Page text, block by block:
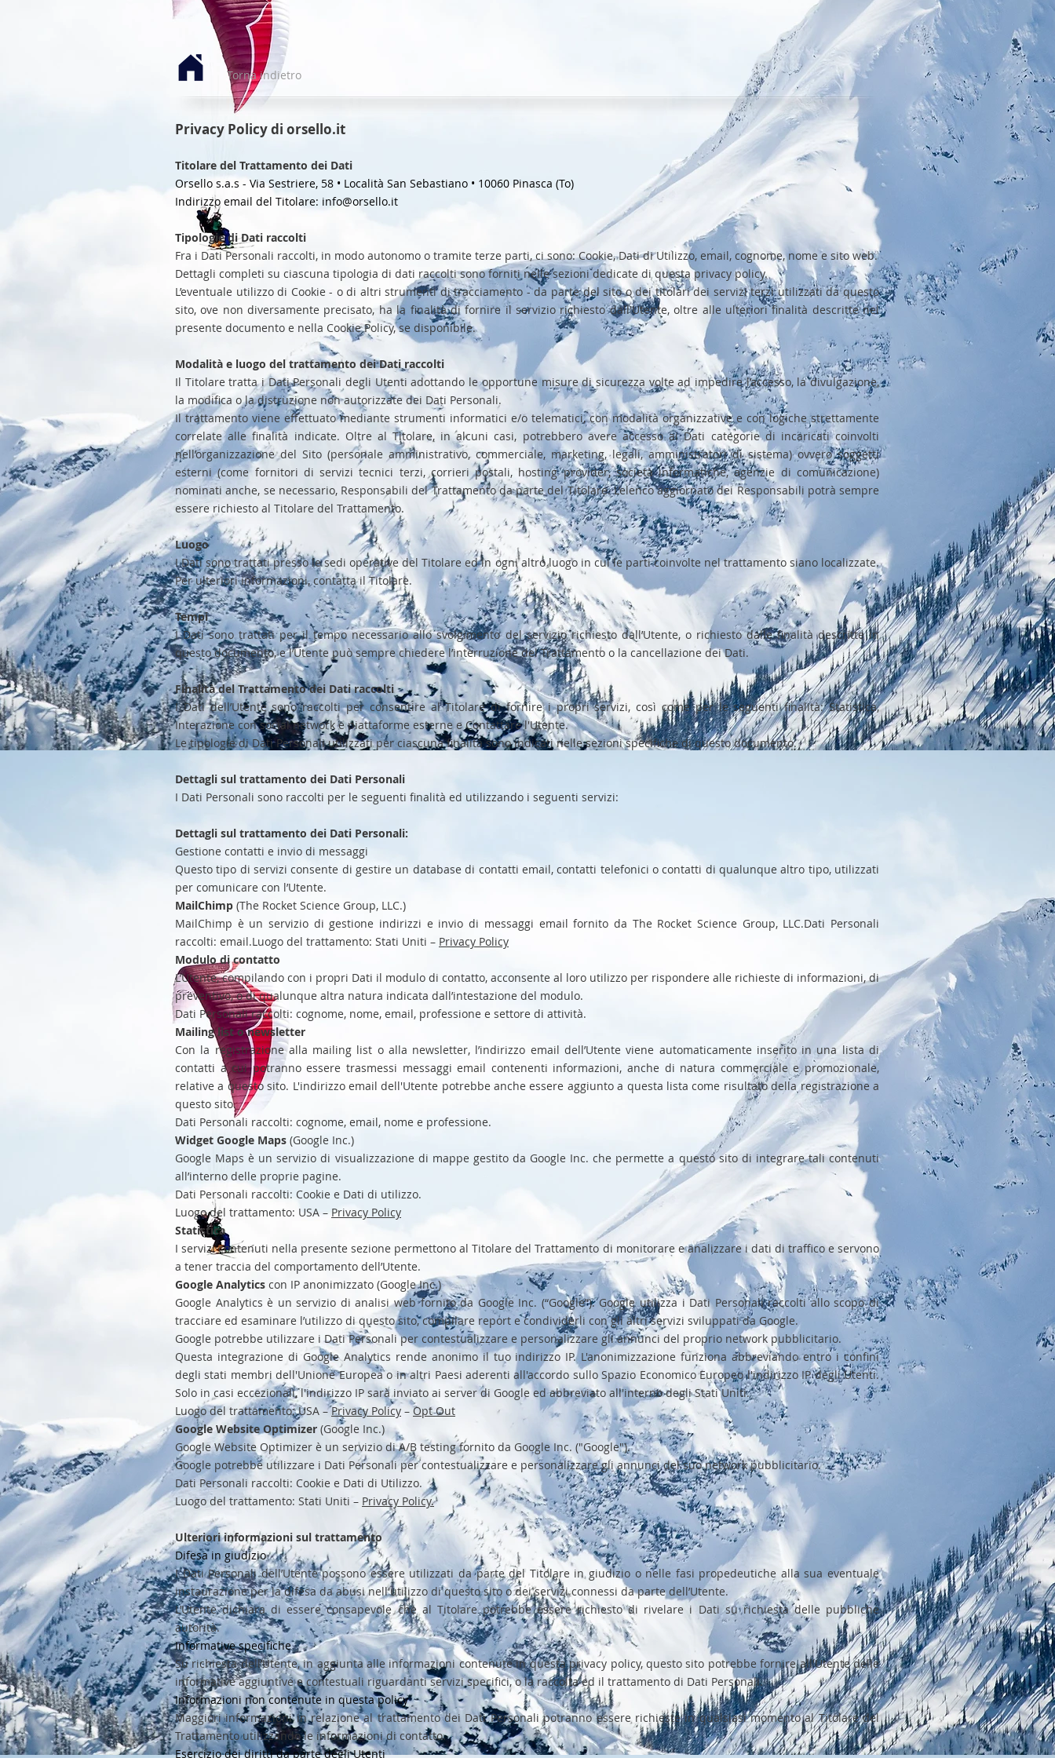
Torna indietro
Privacy Policy di orsello.it
Titolare del Trattamento dei Dati
Orsello s.a.s - Via Sestriere, 58 • Località San Sebastiano • 10060 Pinasca (To)
Indirizzo email del Titolare: info@orsello.it
Tipologie di Dati raccolti
Fra i Dati Personali raccolti, in modo autonomo o tramite terze parti, ci sono: Cookie, Dati di Utilizzo, email, cognome, nome e sito web.
Dettagli completi su ciascuna tipologia di dati raccolti sono forniti nelle sezioni dedicate di questa privacy policy.
L’eventuale utilizzo di Cookie - o di altri strumenti di tracciamento - da parte del sito o dei titolari dei servizi terzi utilizzati da questo
sito, ove non diversamente precisato, ha la finalità di fornire il servizio richiesto dall'Utente, oltre alle ulteriori finalità descritte nel
presente documento e nella Cookie Policy, se disponibile.
Modalità e luogo del trattamento dei Dati raccolti
Il Titolare tratta i Dati Personali degli Utenti adottando le opportune misure di sicurezza volte ad impedire l’accesso, la divulgazione,
la modifica o la distruzione non autorizzate dei Dati Personali.
Il trattamento viene effettuato mediante strumenti informatici e/o telematici, con modalità organizzative e con logiche strettamente
correlate alle finalità indicate. Oltre al Titolare, in alcuni casi, potrebbero avere accesso ai Dati categorie di incaricati coinvolti
nell’organizzazione del Sito (personale amministrativo, commerciale, marketing, legali, amministratori di sistema) ovvero soggetti
esterni (come fornitori di servizi tecnici terzi, corrieri postali, hosting provider, società informatiche, agenzie di comunicazione)
nominati anche, se necessario, Responsabili del Trattamento da parte del Titolare. L’elenco aggiornato dei Responsabili potrà sempre
essere richiesto al Titolare del Trattamento.
Luogo
I Dati sono trattati presso le sedi operative del Titolare ed in ogni altro luogo in cui le parti coinvolte nel trattamento siano localizzate.
Per ulteriori informazioni, contatta il Titolare.
Tempi
I Dati sono trattati per il tempo necessario allo svolgimento del servizio richiesto dall’Utente, o richiesto dalle finalità descritte in
questo documento, e l’Utente può sempre chiedere l’interruzione del Trattamento o la cancellazione dei Dati.
Finalità del Trattamento dei Dati raccolti
I Dati dell’Utente sono raccolti per consentire al Titolare di fornire i propri servizi, così come per le seguenti finalità: Statistica,
Interazione con social network e piattaforme esterne e Contattare l'Utente.
Le tipologie di Dati Personali utilizzati per ciascuna finalità sono indicati nelle sezioni specifiche di questo documento.
Dettagli sul trattamento dei Dati Personali
I Dati Personali sono raccolti per le seguenti finalità ed utilizzando i seguenti servizi:
Dettagli sul trattamento dei Dati Personali:
Gestione contatti e invio di messaggi
Questo tipo di servizi consente di gestire un database di contatti email, contatti telefonici o contatti di qualunque altro tipo, utilizzati
per comunicare con l’Utente.
MailChimp (The Rocket Science Group, LLC.)
MailChimp è un servizio di gestione indirizzi e invio di messaggi email fornito da The Rocket Science Group, LLC.Dati Personali
raccolti: email.Luogo del trattamento: Stati Uniti – Privacy Policy
Modulo di contatto
L’Utente, compilando con i propri Dati il modulo di contatto, acconsente al loro utilizzo per rispondere alle richieste di informazioni, di
preventivo, o di qualunque altra natura indicata dall’intestazione del modulo.
Dati Personali raccolti: cognome, nome, email, professione e settore di attività.
Mailing list o newsletter
Con la registrazione alla mailing list o alla newsletter, l’indirizzo email dell’Utente viene automaticamente inserito in una lista di
contatti a cui potranno essere trasmessi messaggi email contenenti informazioni, anche di natura commerciale e promozionale,
relative a questo sito. L'indirizzo email dell'Utente potrebbe anche essere aggiunto a questa lista come risultato della registrazione a
questo sito.
Dati Personali raccolti: cognome, email, nome e professione.
Widget Google Maps (Google Inc.)
Google Maps è un servizio di visualizzazione di mappe gestito da Google Inc. che permette a questo sito di integrare tali contenuti
all’interno delle proprie pagine.
Dati Personali raccolti: Cookie e Dati di utilizzo.
Luogo del trattamento: USA – Privacy Policy
Statistica
I servizi contenuti nella presente sezione permettono al Titolare del Trattamento di monitorare e analizzare i dati di traffico e servono
a tener traccia del comportamento dell’Utente.
Google Analytics con IP anonimizzato (Google Inc.)
Google Analytics è un servizio di analisi web fornito da Google Inc. (“Google”). Google utilizza i Dati Personali raccolti allo scopo di
tracciare ed esaminare l’utilizzo di questo sito, compilare report e condividerli con gli altri servizi sviluppati da Google.
Google potrebbe utilizzare i Dati Personali per contestualizzare e personalizzare gli annunci del proprio network pubblicitario.
Questa integrazione di Google Analytics rende anonimo il tuo indirizzo IP. L'anonimizzazione funziona abbreviando entro i confini
degli stati membri dell'Unione Europea o in altri Paesi aderenti all'accordo sullo Spazio Economico Europeo l'indirizzo IP degli Utenti.
Solo in casi eccezionali, l'indirizzo IP sarà inviato ai server di Google ed abbreviato all'interno degli Stati Uniti.
Luogo del trattamento: USA –Privacy Policy –Opt Out
Google Website Optimizer (Google Inc.)
Google Website Optimizer è un servizio di A/B testing fornito da Google Inc. ("Google").
Google potrebbe utilizzare i Dati Personali per contestualizzare e personalizzare gli annunci del suo network pubblicitario.
Dati Personali raccolti: Cookie e Dati di Utilizzo.
Luogo del trattamento: Stati Uniti – Privacy Policy.
Ulteriori informazioni sul trattamento
Difesa in giudizio
I Dati Personali dell’Utente possono essere utilizzati da parte del Titolare in giudizio o nelle fasi propedeutiche alla sua eventuale
instaurazione per la difesa da abusi nell'utilizzo di questo sito o dei servizi connessi da parte dell’Utente.
L’Utente dichiara di essere consapevole che al Titolare potrebbe essere richiesto di rivelare i Dati su richiesta delle pubbliche
autorità.
Informative specifiche
Su richiesta dell’Utente, in aggiunta alle informazioni contenute in questa privacy policy, questo sito potrebbe fornire all'Utente delle
informative aggiuntive e contestuali riguardanti servizi specifici, o la raccolta ed il trattamento di Dati Personali.
Informazioni non contenute in questa policy
Maggiori informazioni in relazione al trattamento dei Dati Personali potranno essere richieste in qualsiasi momento al Titolare del
Trattamento utilizzando le informazioni di contatto.
Esercizio dei diritti da parte degli Utenti